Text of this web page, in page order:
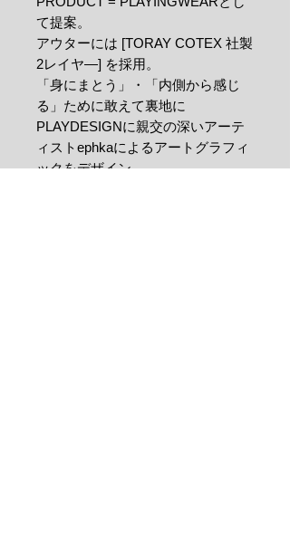
て提案。
アウターには [TORAY COTEX 社製
2レイヤ―] を採用。
「身にまとう」・「内側から感じ
る」ために敢えて裏地に
PLAYDESIGNに親交の深いアーテ
ィストephkaによるアートグラフィ
ックをデザイン。